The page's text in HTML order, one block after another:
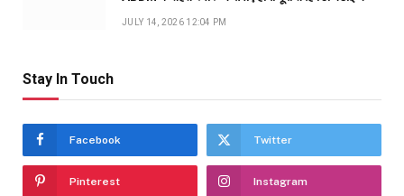
JULY 14, 2026 12:04 PM
Stay In Touch
Facebook Twitter
Pinterest Instagram